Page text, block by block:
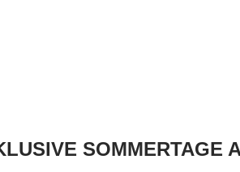
SOMMERTAGE